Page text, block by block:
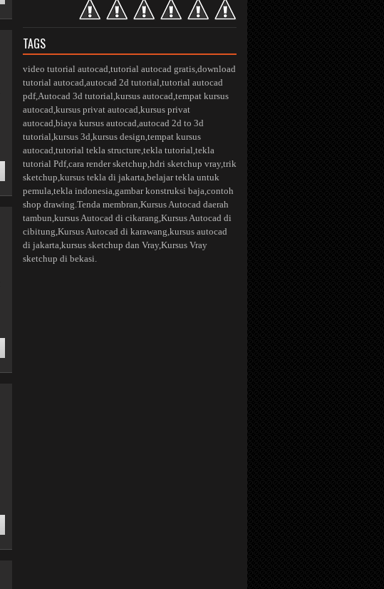
TAGS
video tutorial autocad,tutorial autocad gratis,download
tutorial autocad,autocad 2d tutorial,tutorial autocad
pdf,Autocad 3d tutorial,kursus autocad,tempat kursus
autocad,kursus privat autocad,kursus privat
autocad,biaya kursus autocad,autocad 2d to 3d
tutorial,kursus 3d,kursus design,tempat kursus
autocad,tutorial tekla structure,tekla tutorial,tekla
tutorial Pdf,cara render sketchup,hdri sketchup vray,trik
sketchup,kursus tekla di jakarta,belajar tekla untuk
pemula,tekla indonesia,gambar konstruksi baja,contoh
shop drawing.Tenda membran,Kursus Autocad daerah
tambun,kursus Autocad di cikarang,Kursus Autocad di
cibitung,Kursus Autocad di karawang,kursus autocad
di jakarta,kursus sketchup dan Vray,Kursus Vray
sketchup di bekasi.